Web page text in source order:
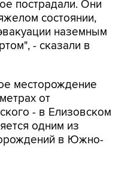
наземным
- сказали в
месторождение
- в Елизовском
одним из
в Южно-